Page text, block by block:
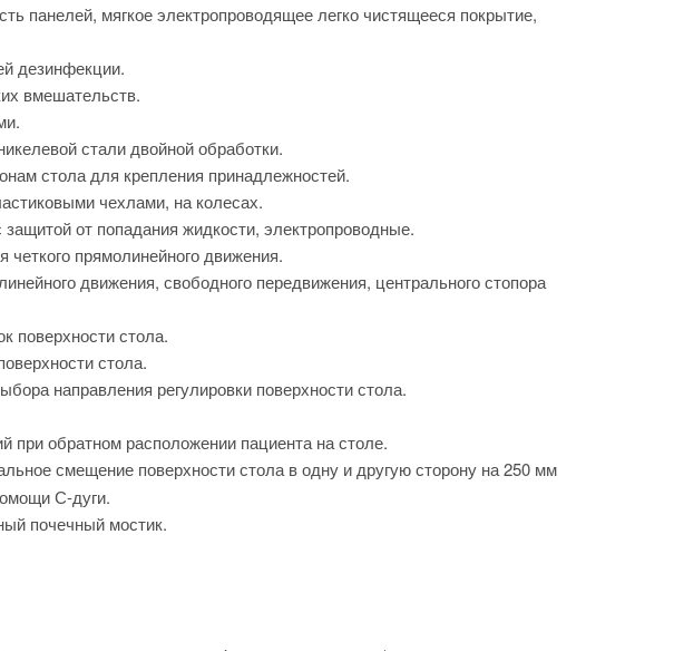
панелей, мягкое электропроводящее легко чистящееся покрытие,
дезинфекции.
вмешательств.
стали двойной обработки.
стола для крепления принадлежностей.
чехлами, на колесах.
от попадания жидкости, электропроводные.
прямолинейного движения.
движения, свободного передвижения, центрального стопора
поверхности стола.
стола.
направления регулировки поверхности стола.
при обратном расположении пациента на столе.
смещение поверхности стола в одну и другую сторону на 250 мм
С-дуги.
почечный мостик.